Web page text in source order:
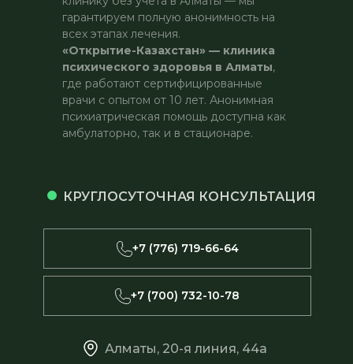
гарантируем полную анонимность на
всех этапах лечения.
«Открытие-Казахстан» — клиника
психического здоровья в Алматы,
где работают сертифицированные
врачи с опытом от 10 лет. Анонимная
психиатрическая помощь доступна как
амбулаторно, так и в стационаре.
+7 (776) 719-66-64
+7 (700) 732-10-78
Алматы, 20-я линия, 44а
КРУГЛОСУТОЧНАЯ КОНСУЛЬТАЦИЯ